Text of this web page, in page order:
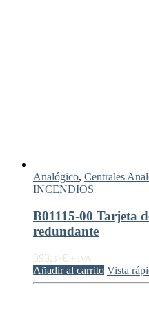
Analógico, Centrales
INCENDIOS
B01115-00 Tarjeta
redundante
393,37€ + IVA
Añadir al carrito Vista